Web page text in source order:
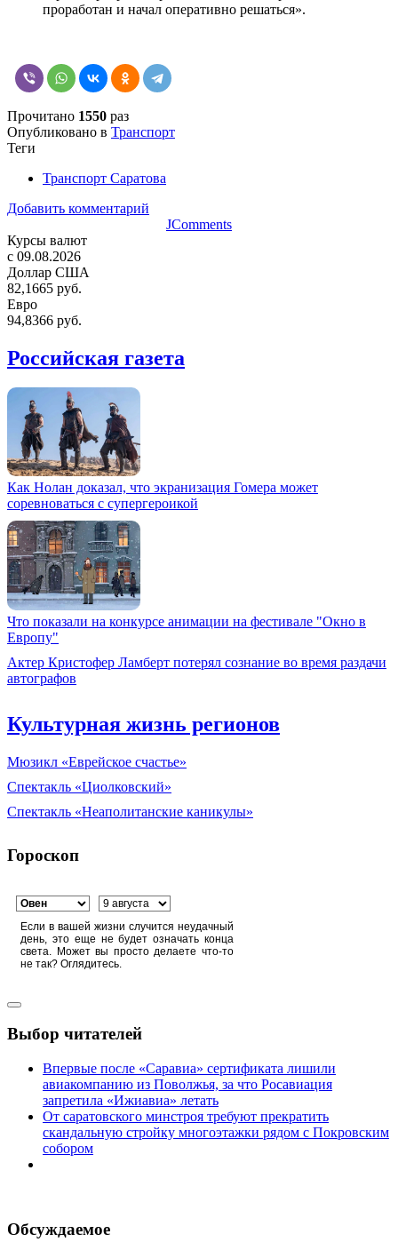
проработан и начал оперативно решаться».
Прочитано 1550 раз
Опубликовано в Транспорт
Теги
Транспорт Саратова
Добавить комментарий
JComments
Курсы валют
c 09.08.2026
Доллар США
82,1665 руб.
Евро
94,8366 руб.
Российская газета
Как Нолан доказал, что экранизация Гомера может
соревноваться с супергероикой
Что показали на конкурсе анимации на фестивале "Окно в
Европу"
Актер Кристофер Ламберт потерял сознание во время раздачи
автографов
Культурная жизнь регионов
Мюзикл «Еврейское счастье»
Спектакль «Циолковский»
Спектакль «Неаполитанские каникулы»
Гороскоп
Если в вашей жизни случится неудачный
день, это еще не будет означать конца
света. Может вы просто делаете что-то
не так? Оглядитесь.
Выбор читателей
Впервые после «Саравиа» сертификата лишили
авиакомпанию из Поволжья, за что Росавиация
запретила «Ижиавиа» летать
От саратовского минстроя требуют прекратить
скандальную стройку многоэтажки рядом с Покровским
собором
Обсуждаемое